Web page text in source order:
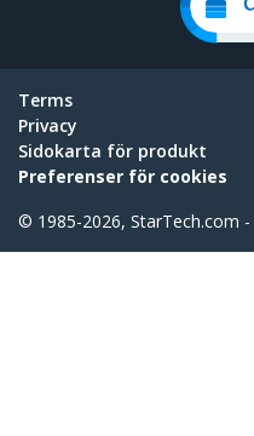
Terms
Privacy
Sidokarta för produkt
Preferenser för cookies
© 1985-2026, StarTech.com